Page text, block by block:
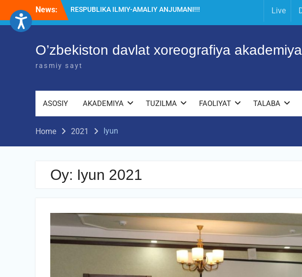
content
News:
Diqqat e’lon!
Live
O’zbekiston davlat xoreografiya
rasmiy sayt
ASOSIY AKADEMIYA TUZILMA FAOLIYAT TALABA
Home 2021 Iyun
Oy: Iyun 2021